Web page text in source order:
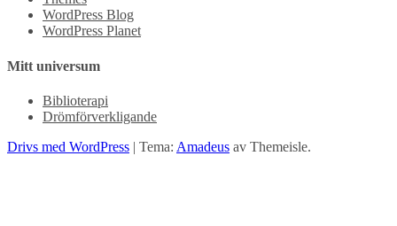
WordPress Blog
WordPress Planet
Mitt universum
Biblioterapi
Drömförverkligande
Drivs med WordPress | Tema: Amadeus av Themeisle.